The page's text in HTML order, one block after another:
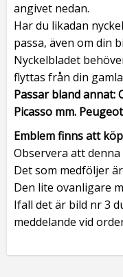
angivet nedan.
Har du likadan
passa, även om din
Nyckelbladet
flyttas från din
Passar bland annat:
Picasso mm.
Emblem finns att
Observera att
Det som medföljer
Den lite ovanligare
Ifall det är bild nr 3
meddelande vid